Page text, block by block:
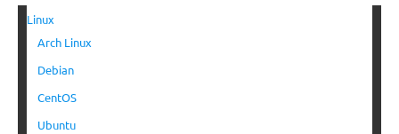
Linux
Arch Linux
Debian
CentOS
Ubuntu